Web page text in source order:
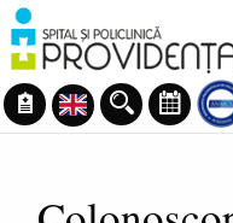
Mergi
la
conţinutul
principal
Navigare
principală